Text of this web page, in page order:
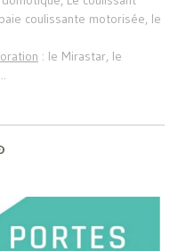
coulissante motorisée, le
: le Mirastar, le